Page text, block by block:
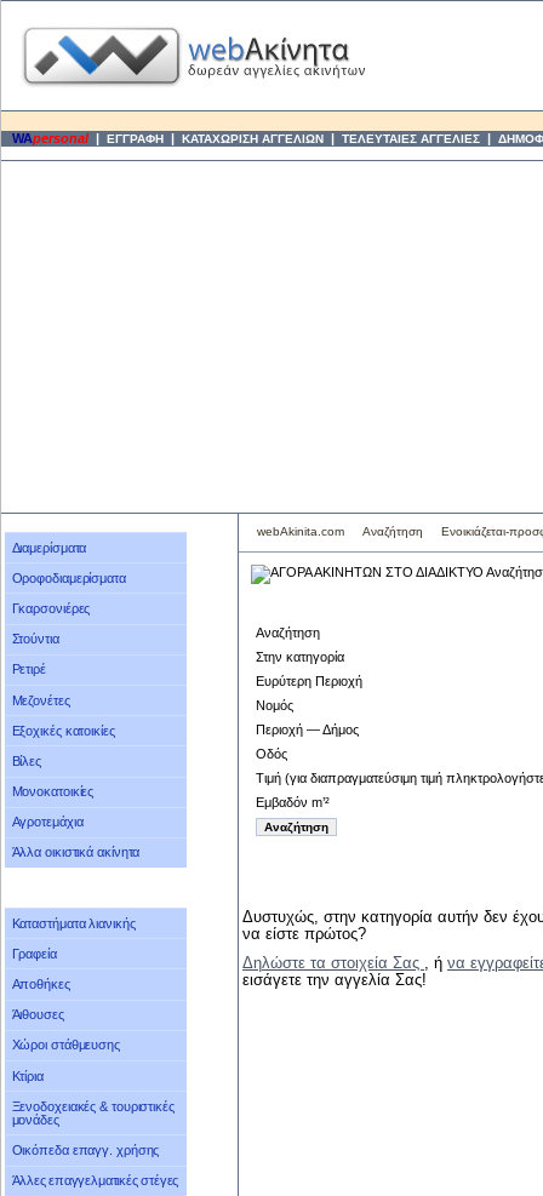
WApersonal | ΕΓΓΡΑΦΗ | ΚΑΤΑΧΩΡΙΣΗ ΑΓΓΕΛΙΩΝ | ΤΕΛΕΥΤΑΙΕΣ ΑΓΓΕΛΙΕΣ |
Διαμερίσματα
Οροφοδιαμερίσματα
Γκαρσονιέρες
Στούντια
Ρετιρέ
Μεζονέτες
Εξοχικές κατοικίες
Βίλες
Μονοκατοικίες
Αγροτεμάχια
Άλλα οικιστικά ακίνητα
Καταστήματα λιανικής
Γραφεία
Αποθήκες
Άιθουσες
Χώροι στάθμευσης
Κτίρια
Ξενοδοχειακές & τουριστικές
μονάδες
Οικόπεδα επαγγ. χρήσης
Άλλες επαγγελματικές στέγες
webAkinita.com Αναζήτηση Ενοικιάζεται-
Αναζήτηση
Στην κατηγορία
Ευρύτερη Περιοχή
Νομός
Περιοχή — Δήμος
Οδός
Τιμή (για διαπραγματεύσιμη τιμή
Εμβαδόν m’²
Δυστυχώς, στην κατηγορία αυτήν δεν
να είστε πρώτος?
Δηλώστε τα στοιχεία Σας , ή να
εισάγετε την αγγελία Σας!